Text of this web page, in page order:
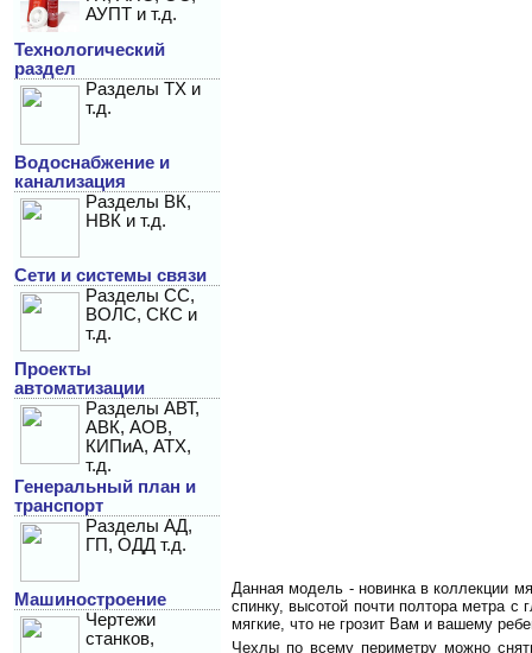
АУПТ и т.д.
Технологический
раздел
Разделы ТХ и
т.д.
Водоснабжение и
канализация
Разделы ВК,
НВК и т.д.
Сети и системы связи
Разделы СС,
ВОЛС, СКС и
т.д.
Проекты
автоматизации
Разделы АВТ,
АВК, АОВ,
КИПиА, АТХ,
т.д.
Генеральный план и
транспорт
Разделы АД,
ГП, ОДД т.д.
Машиностроение
Чертежи
станков,
Данная модель - новинка в коллекции
спинку, высотой почти полтора метра с
мягкие, что не грозит Вам и вашему
Чехлы по всему периметру можно